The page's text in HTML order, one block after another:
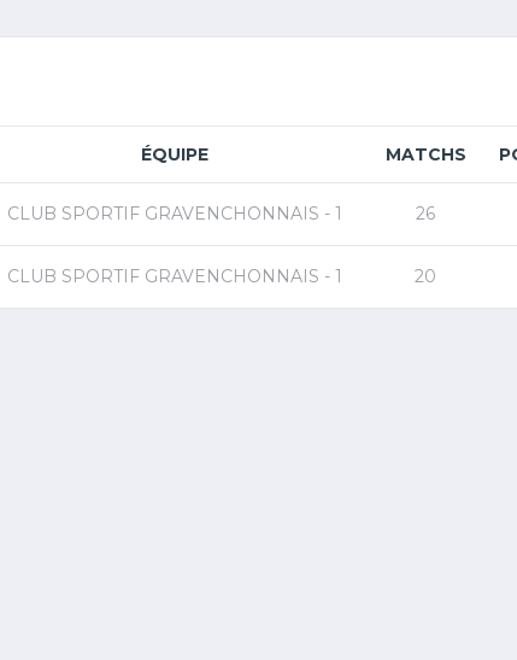
ÉQUIPE MATCHS
CLUB SPORTIF GRAVENCHONNAIS - 1 26
CLUB SPORTIF GRAVENCHONNAIS - 1 20